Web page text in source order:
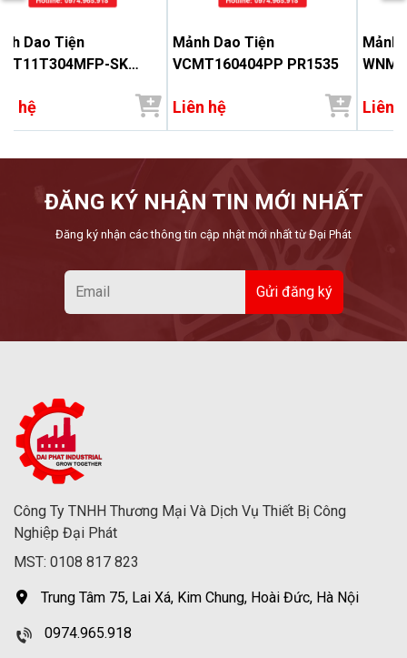
Dao Tiện
SK
hệ
Mảnh Dao Tiện
VCMT160404PP PR1535
Liên hệ
Mảnh
Liên
ĐĂNG KÝ NHẬN TIN MỚI NHẤT
Đăng ký nhận các thông tin cập nhật mới nhất từ Đại Phát
Công Ty TNHH Thương Mại Và Dịch Vụ Thiết Bị Công
Nghiệp Đại Phát
MST: 0108 817 823
Trung Tâm 75, Lai Xá, Kim Chung, Hoài Đức, Hà Nội
0974.965.918